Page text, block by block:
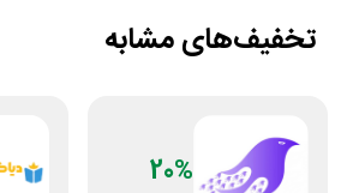
تخفیف‌های مشابه
20%